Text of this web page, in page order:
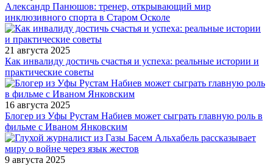
Александр Панюшов: тренер, открывающий мир
инклюзивного спорта в Старом Осколе
21 августа 2025
Как инвалиду достичь счастья и успеха: реальные истории и
практические советы
16 августа 2025
Блогер из Уфы Рустам Набиев может сыграть главную роль в
фильме с Иваном Янковским
9 августа 2025